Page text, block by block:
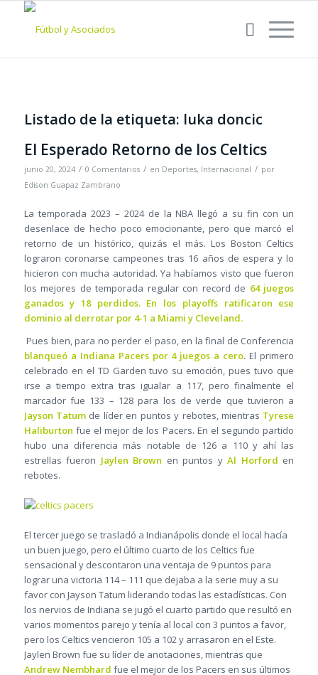
Listado de la etiqueta: luka doncic
El Esperado Retorno de los Celtics
junio 20, 2024 / 0 Comentarios / en Deportes, Internacional / por
Edison Guapaz Zambrano
La temporada 2023 – 2024 de la NBA llegó a su fin con un
desenlace de hecho poco emocionante, pero que marcó el
retorno de un histórico, quizás el más. Los Boston Celtics
lograron coronarse campeones tras 16 años de espera y lo
hicieron con mucha autoridad. Ya habíamos visto que fueron
los mejores de temporada regular con record de 64 juegos
ganados y 18 perdidos. En los playoffs ratificaron ese
dominio al derrotar por 4-1 a Miami y Cleveland.
Pues bien, para no perder el paso, en la final de Conferencia
blanqueó a Indiana Pacers por 4 juegos a cero. El primero
celebrado en el TD Garden tuvo su emoción, pues tuvo que
irse a tiempo extra tras igualar a 117, pero finalmente el
marcador fue 133 – 128 para los de verde que tuvieron a
Jayson Tatum de líder en puntos y rebotes, mientras Tyrese
Haliburton fue el mejor de los Pacers. En el segundo partido
hubo una diferencia más notable de 126 a 110 y ahí las
estrellas fueron Jaylen Brown en puntos yAl Horford en
rebotes.
El tercer juego se trasladó a Indianápolis donde el local hacía
un buen juego, pero el último cuarto de los Celtics fue
sensacional y descontaron una ventaja de 9 puntos para
lograr una victoria 114 – 111 que dejaba a la serie muy a su
favor con Jayson Tatum liderando todas las estadísticas. Con
los nervios de Indiana se jugó el cuarto partido que resultó en
varios momentos parejo y tenía al local con 3 puntos a favor,
pero los Celtics vencieron 105 a 102 y arrasaron en el Este.
Jaylen Brown fue su líder de anotaciones, mientras que
Andrew Nembhard fue el mejor de los Pacers en sus últimos